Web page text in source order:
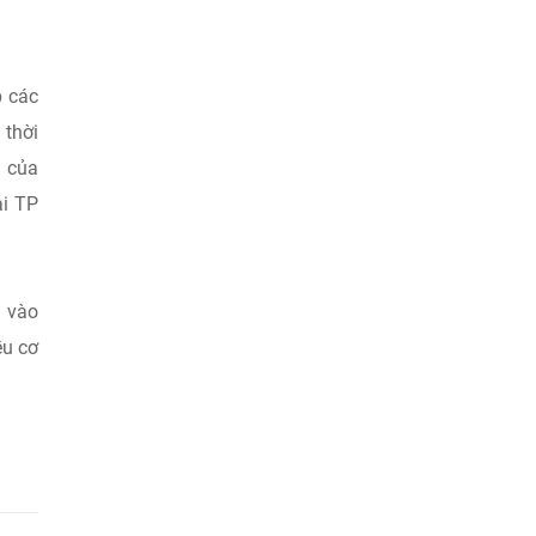
các
thời
của
TP
vào
cơ